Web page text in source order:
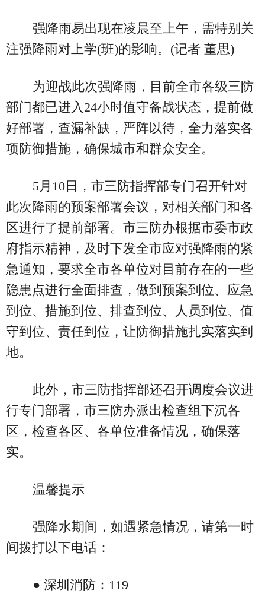
强降雨易出现在凌晨至上午，需特别关
注强降雨对上学(班)的影响。(记者 董思)
为迎战此次强降雨，目前全市各级三防
部门都已进入24小时值守备战状态，提前做
好部署，查漏补缺，严阵以待，全力落实各
项防御措施，确保城市和群众安全。
5月10日，市三防指挥部专门召开针对
此次降雨的预案部署会议，对相关部门和各
区进行了提前部署。市三防办根据市委市政
府指示精神，及时下发全市应对强降雨的紧
急通知，要求全市各单位对目前存在的一些
隐患点进行全面排查，做到预案到位、应急
到位、措施到位、排查到位、人员到位、值
守到位、责任到位，让防御措施扎实落实到
地。
此外，市三防指挥部还召开调度会议进
行专门部署，市三防办派出检查组下沉各
区，检查各区、各单位准备情况，确保落
实。
温馨提示
强降水期间，如遇紧急情况，请第一时
间拨打以下电话：
● 深圳消防：119